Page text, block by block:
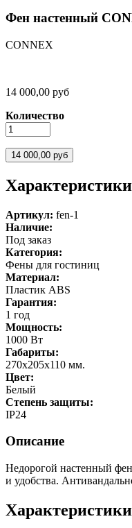
Фен настенный
CONNEX
14 000,00 руб
Количество
Характеристики
Артикул: fen-1
Наличие:
Под заказ
Категория:
Фены для гостиниц
Материал:
Пластик ABS
Гарантия:
1 год
Мощность:
1000 Вт
Габариты:
270х205х110 мм.
Цвет:
Белый
Степень защиты:
IP24
Описание
Недорогой настенный
и удобства.